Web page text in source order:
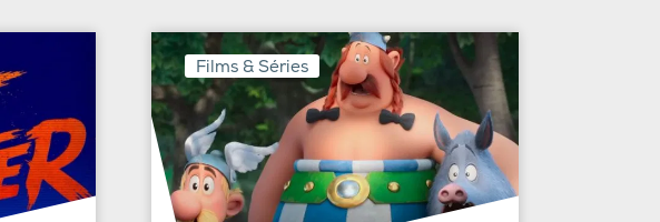
Films & Séries